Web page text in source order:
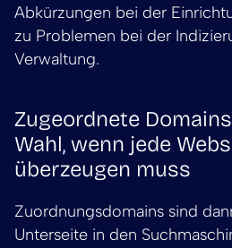
Abkürzungen bei der
zu Problemen bei der
Verwaltung.
Zugeordnete
Wahl, wenn jede
überzeugen muss
Zuordnungsdomains sind
Unterseite in den